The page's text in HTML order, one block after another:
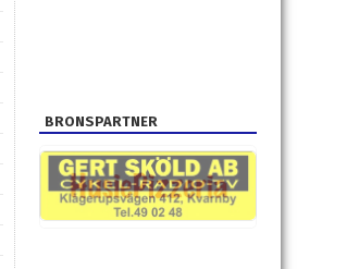
BRONSPARTNER